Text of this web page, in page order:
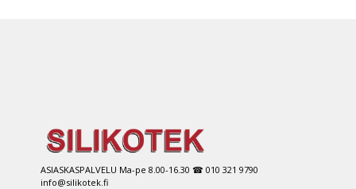
ASIASKASPALVELU Ma-pe 8.00-16.30 ☎ 010 321 9790
info@silikotek.fi